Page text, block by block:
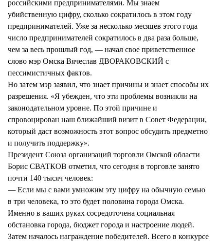
российскими предпринимателями. Мы знаем
убийственную цифру, сколько сократилось в этом году
предпринимателей. Уже за несколько месяцев этого года
число предпринимателей сократилось в два раза больше,
чем за весь прошлый год, — начал свое приветственное
слово мэр Омска Вячеслав ДВОРАКОВСКИЙ с
пессимистичных фактов.
Но затем мэр заявил, что знает причины и знает способы их
разрешения. «Я убежден, что эти проблемы возникли на
законодательном уровне. По этой причине и
спровоцирован наш ближайший визит в Совет Федерации,
который даст возможность этот вопрос обсудить предметно
и получить поддержку».
Президент Союза организаций торговли Омской области
Борис СВАТКОВ отметил, что сегодня в торговле занято
почти 140 тысяч человек:
— Если мы с вами умножим эту цифру на обычную семью
в три человека, то это будет половина города Омска.
Именно в ваших руках сосредоточена социальная
обстановка города, бюджет города и настроение людей.
Затем началось награждение победителей. Всего в конкурсе